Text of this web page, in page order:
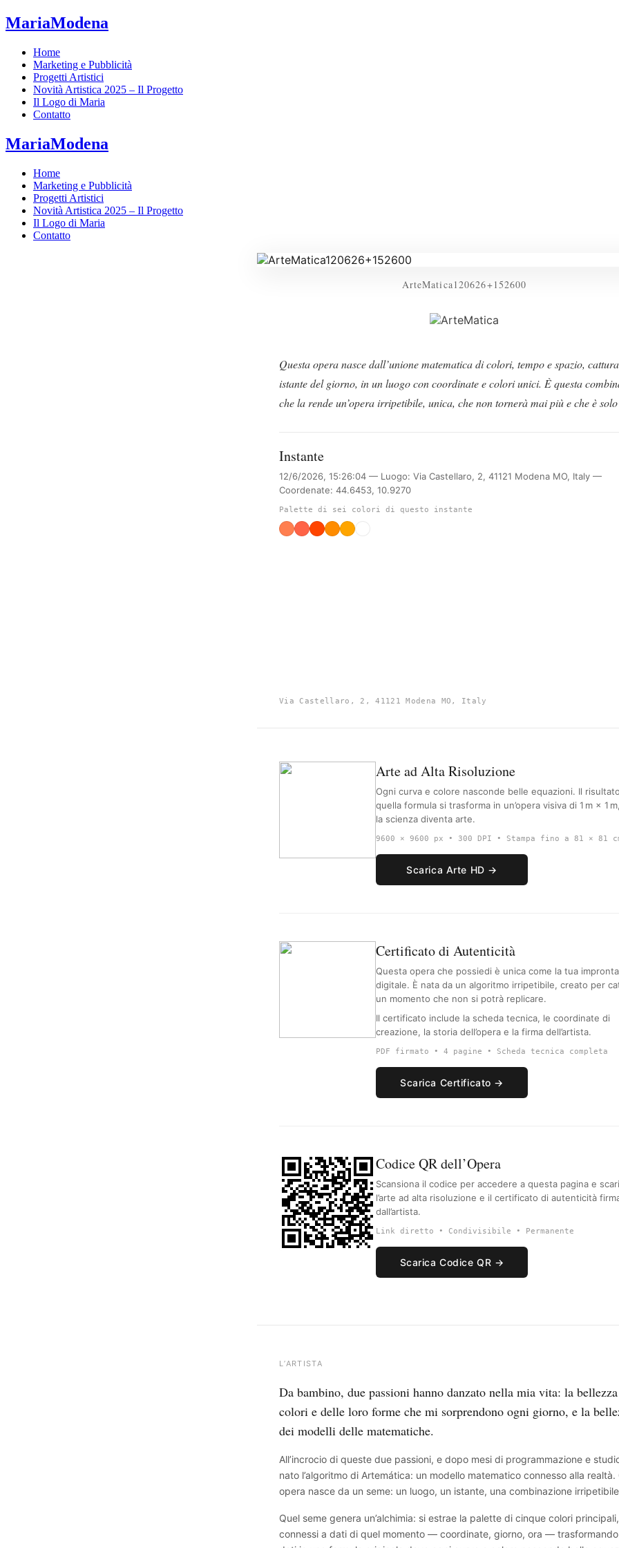
MariaModena
Home
Marketing e Pubblicità
Progetti Artistici
Novità Artistica 2025 – Il Progetto
Il Logo di Maria
Contatto
MariaModena
Home
Marketing e Pubblicità
Progetti Artistici
Novità Artistica 2025 – Il Progetto
Il Logo di Maria
Contatto
ArteMatica120626+152600
Questa opera nasce dall’unione matematica di colori, tempo e spazio,
istante del giorno, in un luogo con coordinate e colori unici. È questa
che la rende un’opera irripetibile, unica, che non tornerà mai più e che è solo
Instante
12/6/2026, 15:26:04 — Luogo: Via Castellaro, 2, 41121 Modena MO, Italy —
Coordenate: 44.6453, 10.9270
Palette di sei colori di questo instante
Via Castellaro, 2, 41121 Modena MO, Italy
Arte ad Alta Risoluzione
Ogni curva e colore nasconde belle equazioni. Il
quella formula si trasforma in un’opera visiva di 1 m × 1
la scienza diventa arte.
9600 × 9600 px • 300 DPI • Stampa fino a 81 × 81
Scarica Arte HD →
Certificato di Autenticità
Questa opera che possiedi è unica come la tua impronta
digitale. È nata da un algoritmo irripetibile, creato per
un momento che non si potrà replicare.
Il certificato include la scheda tecnica, le coordinate di
creazione, la storia dell’opera e la firma dell’artista.
PDF firmato • 4 pagine • Scheda tecnica completa
Scarica Certificato →
Codice QR dell’Opera
Scansiona il codice per accedere a questa pagina e
l’arte ad alta risoluzione e il certificato di autenticità
dall’artista.
Link diretto • Condivisibile • Permanente
Scarica Codice QR →
L’ARTISTA
Da bambino, due passioni hanno danzato nella mia vita: la
colori e delle loro forme che mi sorprendono ogni giorno, e la
dei modelli delle matematiche.
All’incrocio di queste due passioni, e dopo mesi di programmazione e
nato l’algoritmo di Artemática: un modello matematico connesso alla realtà.
opera nasce da un seme: un luogo, un istante, una combinazione
Quel seme genera un’alchimia: si estrae la palette di cinque colori principali,
connessi a dati di quel momento — coordinate, giorno, ora —